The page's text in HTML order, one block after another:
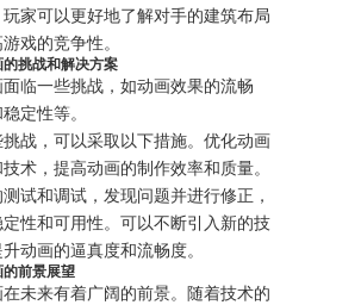
家可以更好地了解对手的建筑布局
戏的竞争性。
挑战和解决方案
临一些挑战，如动画效果的流畅
定性等。
战，可以采取以下措施。优化动画
术，提高动画的制作效率和质量。
试和调试，发现问题并进行修正，
性和可用性。可以不断引入新的技
动画的逼真度和流畅度。
的前景展望
未来有着广阔的前景。随着技术的